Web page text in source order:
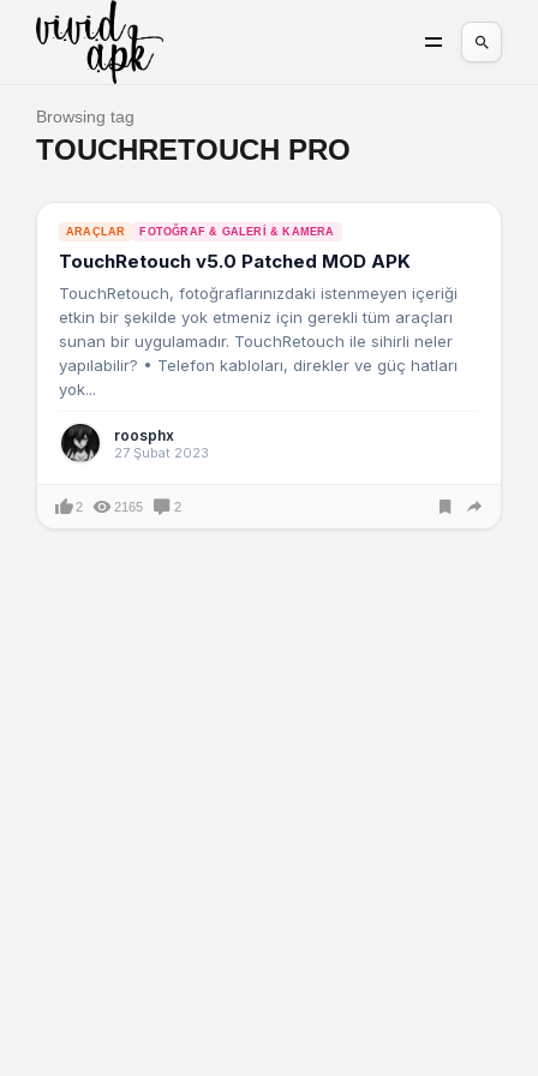
Browsing tag
TOUCHRETOUCH PRO
ARAÇLAR FOTOĞRAF & GALERI & KAMERA
TouchRetouch v5.0 Patched MOD APK
TouchRetouch, fotoğraflarınızdaki istenmeyen içeriği
etkin bir şekilde yok etmeniz için gerekli tüm araçları
sunan bir uygulamadır. TouchRetouch ile sihirli neler
yapılabilir? • Telefon kabloları, direkler ve güç hatları
yok...
roosphx
27 Şubat 2023
2 2165 2